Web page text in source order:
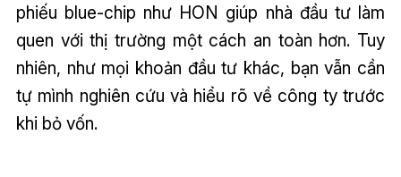
phiếu blue-chip như HON giúp nhà đầu tư làm
quen với thị trường một cách an toàn hơn. Tuy
nhiên, như mọi khoản đầu tư khác, bạn vẫn cần
tự mình nghiên cứu và hiểu rõ về công ty trước
khi bỏ vốn.